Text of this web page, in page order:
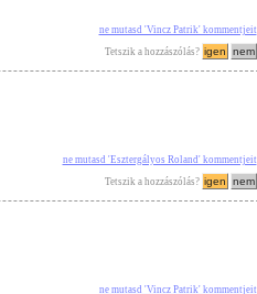
ne mutasd 'Vincz Patrik' kommentjeit
Tetszik a hozzászólás?
ne mutasd 'Esztergályos Roland' kommentjeit
Tetszik a hozzászólás?
ne mutasd 'Vincz Patrik' kommentjeit